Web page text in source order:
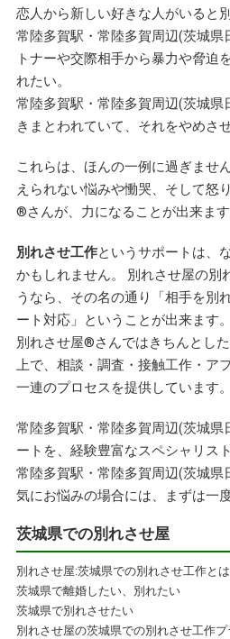
恋人から新しい好きな人がいると
常陸多賀駅・常陸多賀周辺(茨城県
トナーや交際相手から暴力や脅迫
れたい。
常陸多賀駅・常陸多賀周辺(茨城県
きまとわれていて、それをやめさせ
これらは、ほんの一例に過ぎませ
えられない悩みや慟哭、そして怒
®さんが、力になることが出来ます
別れさせ工作というサポートは、
かもしれません。 別れさせ屋の別
うなら、その名の通り「相手を別
ート対応」ということが出来ます
別れさせ屋®さんではきちんとし
上で、相談・調査・接触工作・ア
一連のプロセスを提供しています。
常陸多賀駅・常陸多賀周辺(茨城県
ートを、経験豊富なスペシャリス
常陸多賀駅・常陸多賀周辺(茨城県
気にお悩みの場合には、まずは一
茨城県での別れさせ屋
別れさせ屋:茨城県での別れさせ工作とは
茨城県で離婚したい、別れたい
茨城県で別れさせたい
別れさせ屋の茨城県での別れさせ工作プ